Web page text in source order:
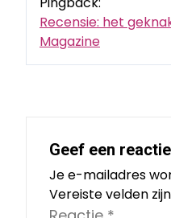
Recensie: het
Magazine
Geef een reactie
Je e-mailadres
Vereiste velden